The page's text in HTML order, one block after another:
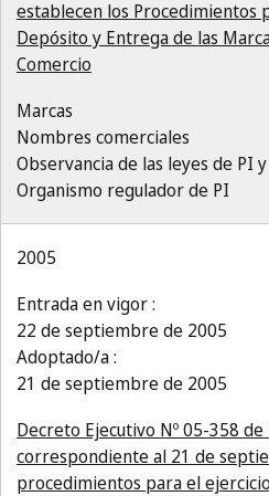
establecen los Procedimientos
Depósito y Entrega de las
Comercio
Marcas
Nombres comerciales
Observancia de las leyes de PI
Organismo regulador de PI
2005
Entrada en vigor :
22 de septiembre de 2005
Adoptado/a :
21 de septiembre de 2005
Decreto Ejecutivo Nº 05-358 de
correspondiente al 21 de
procedimientos para el